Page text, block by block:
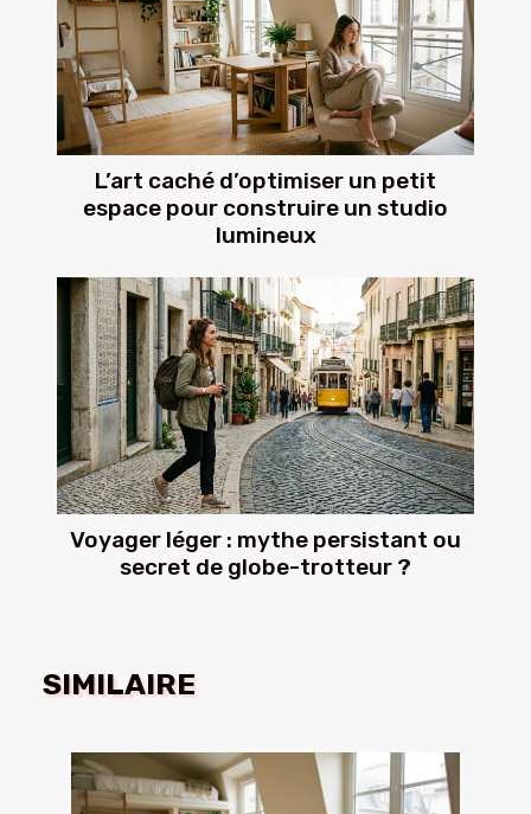
L’art caché d’optimiser un petit
espace pour construire un studio
lumineux
Voyager léger : mythe persistant ou
secret de globe-trotteur ?
SIMILAIRE